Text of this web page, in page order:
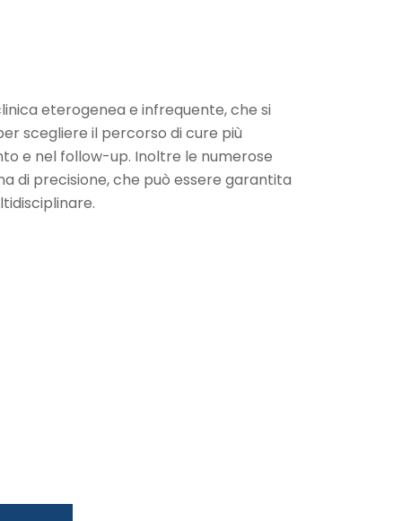
eterogenea e infrequente, che si
scegliere il percorso di cure più
e nel follow-up. Inoltre le numerose
di precisione, che può essere garantita